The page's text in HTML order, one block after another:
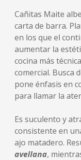
Cañitas Maite
carta de barra.
en los que el
aumentar la
cocina más
comercial. Busca
pone énfasis en
para llamar la
Es suculento y
consistente en
ajo matadero.
avellana,